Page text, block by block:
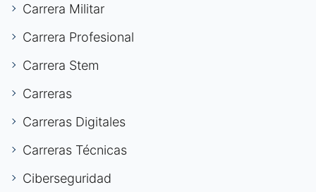
Carrera Militar
Carrera Profesional
Carrera Stem
Carreras
Carreras Digitales
Carreras Técnicas
Ciberseguridad